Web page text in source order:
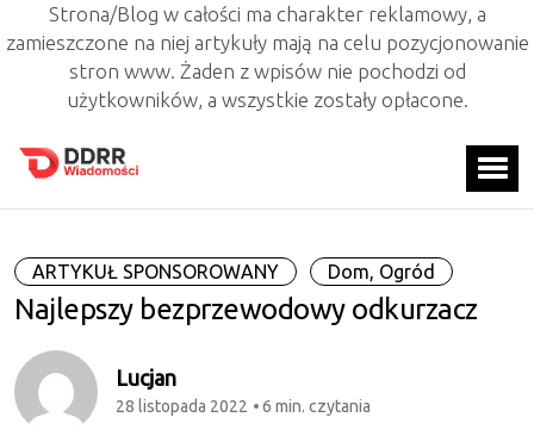
Strona/Blog w całości ma charakter reklamowy, a
zamieszczone na niej artykuły mają na celu pozycjonowanie
stron www. Żaden z wpisów nie pochodzi od
użytkowników, a wszystkie zostały opłacone.
ARTYKUŁ SPONSOROWANY Dom, Ogród
Najlepszy bezprzewodowy odkurzacz
Lucjan
28 listopada 2022 6 min. czytania